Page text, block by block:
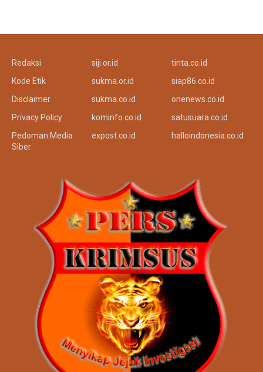
Kode Etik
Disclaimer
Privacy Policy
Pedoman Media
sukma.or.id
sukma.co.id
kominfo.co.id
expost.co.id
tinta.co.id
siap86.co.id
onenews.co.id
satusuara.co.id
halloindonesia.co.id